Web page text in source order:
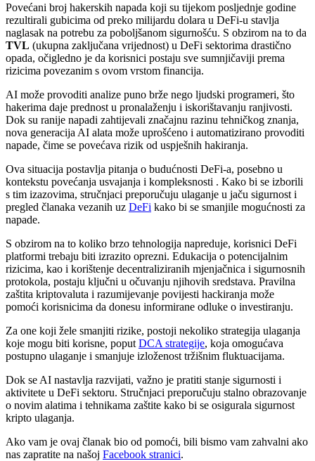
Povećani broj hakerskih napada koji su tijekom posljednje godine
rezultirali gubicima od preko milijardu dolara u DeFi-u stavlja
naglasak na potrebu za poboljšanom sigurnošću. S obzirom na to da
TVL (ukupna zaključana vrijednost) u DeFi sektorima drastično
opada, očigledno je da korisnici postaju sve sumnjičaviji prema
rizicima povezanim s ovom vrstom financija.
AI može provoditi analize puno brže nego ljudski programeri, što
hakerima daje prednost u pronalaženju i iskorištavanju ranjivosti.
Dok su ranije napadi zahtijevali značajnu razinu tehničkog znanja,
nova generacija AI alata može uprošćeno i automatizirano provoditi
napade, čime se povećava rizik od uspješnih hakiranja.
Ova situacija postavlja pitanja o budućnosti DeFi-a, posebno u
kontekstu povećanja usvajanja i kompleksnosti . Kako bi se izborili
s tim izazovima, stručnjaci preporučuju ulaganje u jaču sigurnost i
pregled članaka vezanih uz DeFi kako bi se smanjile mogućnosti za
napade.
S obzirom na to koliko brzo tehnologija napreduje, korisnici DeFi
platformi trebaju biti izrazito oprezni. Edukacija o potencijalnim
rizicima, kao i korištenje decentraliziranih mjenjačnica i sigurnosnih
protokola, postaju ključni u očuvanju njihovih sredstava. Pravilna
zaštita kriptovaluta i razumijevanje povijesti hackiranja može
pomoći korisnicima da donesu informirane odluke o investiranju.
Za one koji žele smanjiti rizike, postoji nekoliko strategija ulaganja
koje mogu biti korisne, poput DCA strategije, koja omogućava
postupno ulaganje i smanjuje izloženost tržišnim fluktuacijama.
Dok se AI nastavlja razvijati, važno je pratiti stanje sigurnosti i
aktivitete u DeFi sektoru. Stručnjaci preporučuju stalno obrazovanje
o novim alatima i tehnikama zaštite kako bi se osigurala sigurnost
kripto ulaganja.
Ako vam je ovaj članak bio od pomoći, bili bismo vam zahvalni ako
nas zapratite na našoj Facebook stranici.